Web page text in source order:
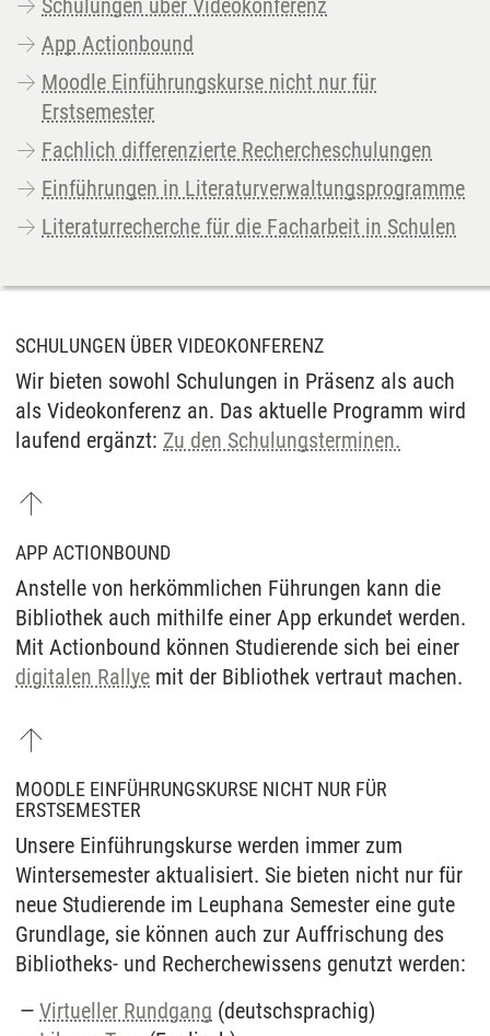
Schulungen über Videokonferenz
App Actionbound
Moodle Einführungskurse nicht nur für
Erstsemester
Fachlich differenzierte Rechercheschulungen
Einführungen in Literaturverwaltungsprogramme
Literaturrecherche für die Facharbeit in Schulen
SCHULUNGEN ÜBER VIDEOKONFERENZ
Wir bieten sowohl Schulungen in Präsenz als auch
als Videokonferenz an. Das aktuelle Programm wird
laufend ergänzt: Zu den Schulungsterminen.
APP ACTIONBOUND
Anstelle von herkömmlichen Führungen kann die
Bibliothek auch mithilfe einer App erkundet werden.
Mit Actionbound können Studierende sich bei einer
digitalen Rallye mit der Bibliothek vertraut machen.
MOODLE EINFÜHRUNGSKURSE NICHT NUR FÜR
ERSTSEMESTER
Unsere Einführungskurse werden immer zum
Wintersemester aktualisiert. Sie bieten nicht nur für
neue Studierende im Leuphana Semester eine gute
Grundlage, sie können auch zur Auffrischung des
Bibliotheks- und Recherchewissens genutzt werden:
Virtueller Rundgang (deutschsprachig)